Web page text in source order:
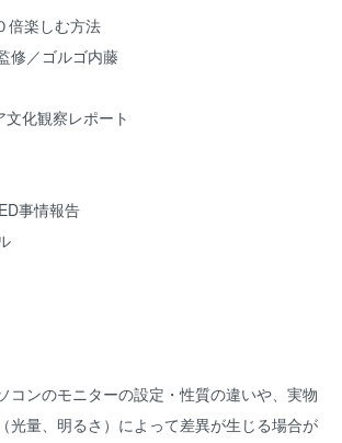
倍楽しむ方法
／ゴルゴ内藤
化観察レポート
事情報告
コンのモニターの設定・性質の違いや、実物
光量、明るさ）によって差異が生じる場合が